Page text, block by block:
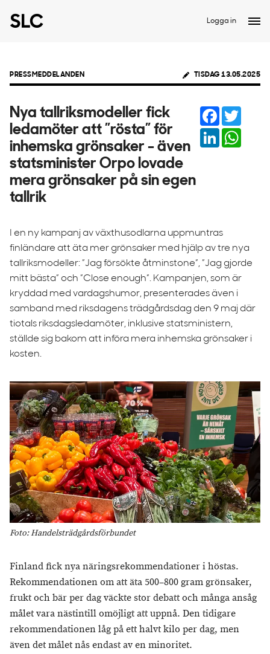
Logga in
PRESSMEDDELANDEN TISDAG 13.05.2025
Nya tallriksmodeller fick
ledamöter att ”rösta” för
inhemska grönsaker - även
statsminister Orpo lovade
mera grönsaker på sin egen
tallrik
Facebook
LinkedIn
I en ny kampanj av växthusodlarna uppmuntras
finländare att äta mer grönsaker med hjälp av tre nya
tallriksmodeller: ”Jag försökte åtminstone”, ”Jag gjorde
mitt bästa” och ”Close enough”. Kampanjen, som är
kryddad med vardagshumor, presenterades även i
samband med riksdagens trädgårdsdag den 9 maj där
tiotals riksdagsledamöter, inklusive statsministern,
ställde sig bakom att införa mera inhemska grönsaker i
kosten.
Foto: Handelsträdgårdsförbundet
Finland fick nya näringsrekommendationer i höstas.
Rekommendationen om att äta 500–800 gram grönsaker,
frukt och bär per dag väckte stor debatt och många ansåg
målet vara nästintill omöjligt att uppnå. Den tidigare
rekommendationen låg på ett halvt kilo per dag, men
även det målet nås endast av en minoritet.